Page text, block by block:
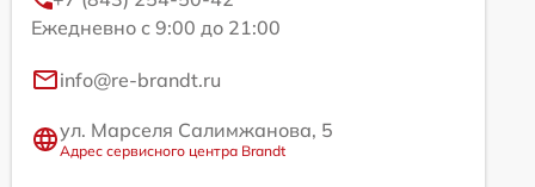
Ежедневно с 9:00 до 21:00
info@re-brandt.ru
ул. Марселя Салимжанова, 5
Адрес сервисного центра Brandt